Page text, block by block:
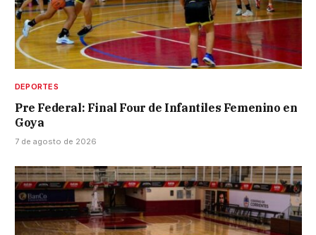
DEPORTES
Pre Federal: Final Four de Infantiles Femenino en
Goya
7 de agosto de 2026